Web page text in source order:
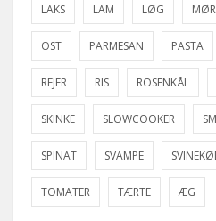
LAKS LAM LØG
OST PARMESAN PASTA
REJER RIS ROSENKÅL
SKINKE SLOWCOOKER
SPINAT SVAMPE
TOMATER TÆRTE ÆG